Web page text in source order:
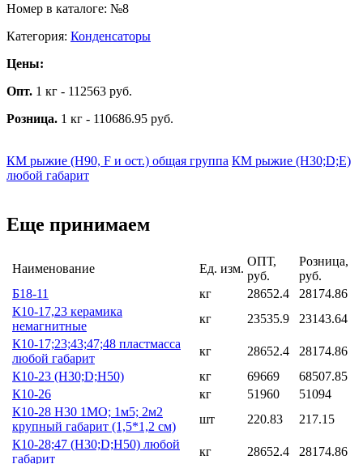
Номер в каталоге: №8
Категория: Конденсаторы
Цены:
Опт. 1 кг - 112563 руб.
Розница. 1 кг - 110686.95 руб.
КМ рыжие (H90, F и ост.) общая группа КМ рыжие (Н30;D;E)
любой габарит
Еще принимаем
Наименование Ед. изм.
ОПТ,
руб.
Розница,
руб.
Б18-11
кг 28652.4
28174.86
К10-17,23 керамика
немагнитные
кг 23535.9
23143.64
К10-17;23;43;47;48 пластмасса
любой габарит
кг 28652.4
28174.86
К10-23 (Н30;D;Н50)
кг 69669
68507.85
К10-26
кг 51960
51094
К10-28 Н30 1МО; 1м5; 2м2
крупный габарит (1,5*1,2 см)
шт 220.83
217.15
К10-28;47 (Н30;D;Н50) любой
габарит
кг 28652.4
28174.86